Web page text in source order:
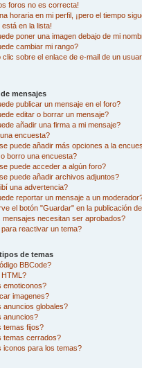
foros no es correcta!
horaria en mi perfil, ¡pero el tiempo
está en la lista!
poner una imagen debajo de mi
cambiar mi rango?
clic sobre el enlace de e-mail de un
mensajes
publicar un mensaje en el foro?
editar o borrar un mensaje?
añadir una firma a mi mensaje?
encuesta?
puede añadir más opciones a la
borro una encuesta?
puede acceder a algún foro?
puede añadir archivos adjuntos?
una advertencia?
reportar un mensaje a un
el botón "Guardar" en la publicación
mensajes necesitan ser aprobados?
reactivar un tema?
de temas
BBCode?
emoticonos?
imagenes?
anuncios globales?
anuncios?
temas fijos?
temas cerrados?
iconos para los temas?